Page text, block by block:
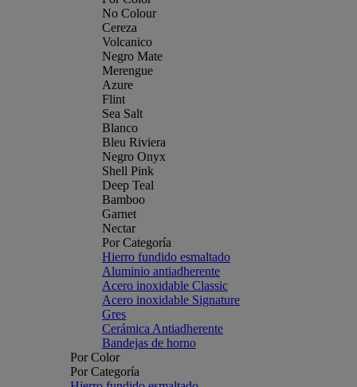
No Colour
Cereza
Volcanico
Negro Mate
Merengue
Azure
Flint
Sea Salt
Blanco
Bleu Riviera
Negro Onyx
Shell Pink
Deep Teal
Bamboo
Garnet
Nectar
Por Categoría
Hierro fundido esmaltado
Aluminio antiadherente
Acero inoxidable Classic
Acero inoxidable Signature
Gres
Cerámica Antiadherente
Bandejas de horno
Por Color
Por Categoría